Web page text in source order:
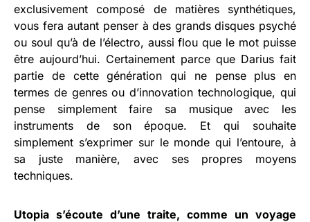
exclusivement composé de matières synthétiques,
vous fera autant penser à des grands disques psyché
ou soul qu’à de l’électro, aussi flou que le mot puisse
être aujourd’hui. Certainement parce que Darius fait
partie de cette génération qui ne pense plus en
termes de genres ou d’innovation technologique, qui
pense simplement faire sa musique avec les
instruments de son époque. Et qui souhaite
simplement s’exprimer sur le monde qui l’entoure, à
sa juste manière, avec ses propres moyens
techniques.
Utopia s’écoute d’une traite, comme un voyage